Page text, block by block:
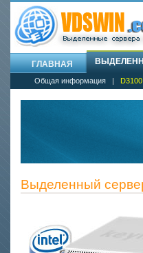
ГЛАВНАЯ
Общая информация | D3100
Выделенный